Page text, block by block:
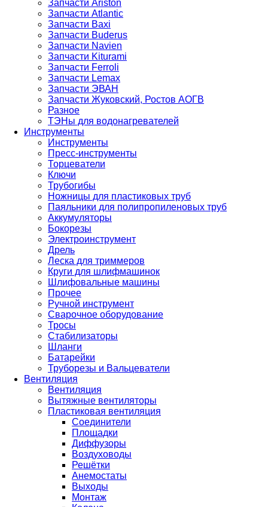
Запчасти Ariston
Запчасти Atlantic
Запчасти Baxi
Запчасти Buderus
Запчасти Navien
Запчасти Kiturami
Запчасти Ferroli
Запчасти Lemax
Запчасти ЭВАН
Запчасти Жуковский, Ростов АОГВ
Разное
ТЭНы для водонагревателей
Инструменты
Инструменты
Пресс-инструменты
Торцеватели
Ключи
Трубогибы
Ножницы для пластиковых труб
Паяльники для полипропиленовых труб
Аккумуляторы
Бокорезы
Электроинструмент
Дрель
Леска для триммеров
Круги для шлифмашинок
Шлифовальные машины
Прочее
Ручной инструмент
Сварочное оборудование
Тросы
Стабилизаторы
Шланги
Батарейки
Труборезы и Вальцеватели
Вентиляция
Вентиляция
Вытяжные вентиляторы
Пластиковая вентиляция
Соединители
Площадки
Диффузоры
Воздуховоды
Решётки
Анемостаты
Выходы
Монтаж